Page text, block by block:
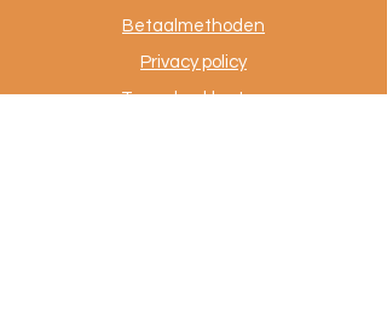
Betaalmethoden
Privacy policy
Tevreden klanten